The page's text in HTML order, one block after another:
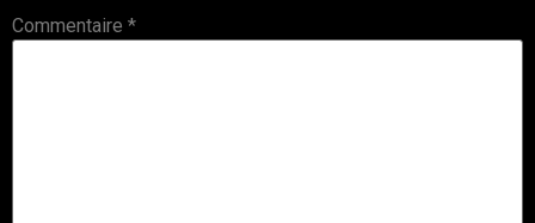
Commentaire *